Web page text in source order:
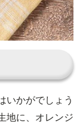
いかがでしょう
地に、オレンジ